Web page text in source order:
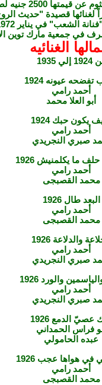
لغنائها قصيدة "حديث
الشعب" في يناير 1972
الغنائيه
إلي 1935
عيونه 1924
أحمد رامي
أبو العلا محمد
يكون حبك 1924
أحمد رامي
صبري النجريدي
ما يكلمنيش 1926
أحمد رامي
محمد القصبجى
البعد طال 1926
أحمد رامي
محمد القصبجى
والدلاعة 1926
أحمد رامي
صبري النجريدي
والورد 1926
أحمد رامي
صبري النجريدي
عصيّ الدمع 1926
فراس الحمداني
عبده الحامولي
في هواها عجب 1926
أحمد رامي
محمد القصبجى